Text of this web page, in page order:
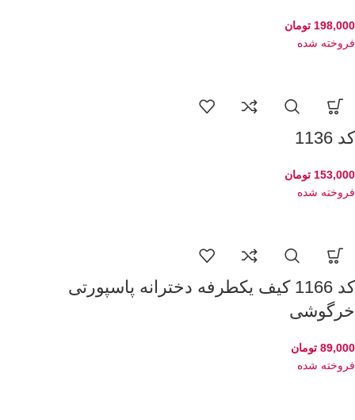
198,000 تومان
فروخته شده
کد 1136
153,000 تومان
فروخته شده
کد 1166 کیف یکطرفه دخترانه پاسپورتی
خرگوشی
89,000 تومان
فروخته شده